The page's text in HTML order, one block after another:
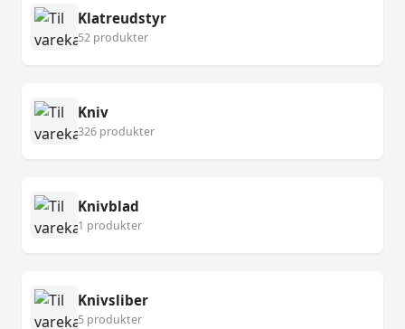
Klatreudstyr
52 produkter
Kniv
326 produkter
Knivblad
1 produkter
Knivsliber
5 produkter